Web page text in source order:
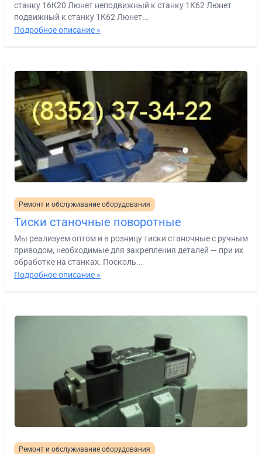
станку 16К20 Люнет неподвижный к станку 1К62 Люнет
подвижный к станку 1К62 Люнет...
Подробное описание »
Ремонт и обслуживание оборудования
Тиски станочные поворотные
Мы реализуем оптом и в розницу тиски станочные с ручным
приводом, необходимые для закрепления деталей — при их
обработке на станках. Посколь...
Подробное описание »
Ремонт и обслуживание оборудования